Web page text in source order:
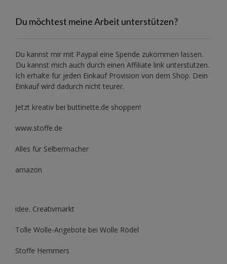
Du möchtest meine Arbeit unterstützen?
Du kannst mir mit Paypal eine Spende zukommen lassen.
Du kannst mich auch durch einen Affiliate link unterstützen.
Ich erhalte für jeden Einkauf Provision von dem Shop. Dein
Einkauf wird dadurch nicht teurer.
Jetzt kreativ bei buttinette.de shoppen!
www.stoffe.de
Alles für Selbermacher
amazon
idee. Creativmarkt
Tolle Wolle-Angebote bei Wolle Rödel
Stoffe Hemmers